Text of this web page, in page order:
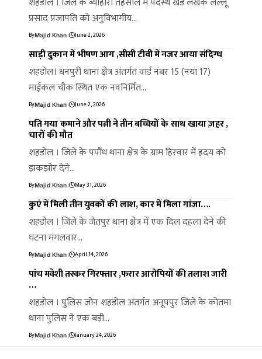
प्रसाद प्रजापति को अनुविभागीय…
ByMajid Khan June 2, 2026
साड़ी दुकान में भीषण आग ,सीसी टीवी में नजर आया संदिग्ध
शहडोल। धनपुरी थाना क्षेत्र अंतर्गत वार्ड नंबर 15 (नया 17)
माईकल चौक स्थित एक नवनिर्मित…
ByMajid Khan June 2, 2026
पति गया कमाने और पत्नी ने तीन बच्चियों के साथ खाया ज़हर ,
चारों की मौत
शहडोल । जिले के पपौंध थाना क्षेत्र के ग्राम हिरवार में ह्रदय को
झकझोर देने…
ByMajid Khan May 31, 2026
कुएं में मिली तीन युवकों की लाश, कार में मिला गांजा….
शहडोल । जिले के जैतपुर थाना क्षेत्र में एक दिल दहला देने की
घटना मंगलवार…
ByMajid Khan April 14, 2026
पांच मवेशी तस्कर गिरफ्तार ,फरार आरोपियों की तलाश जारी
…
शहडोल । पुलिस जोन शहडोल अंतर्गत अनूपपुर जिले के कोतमा
थाना पुलिस ने एक बड़ी…
ByMajid Khan January 24, 2026